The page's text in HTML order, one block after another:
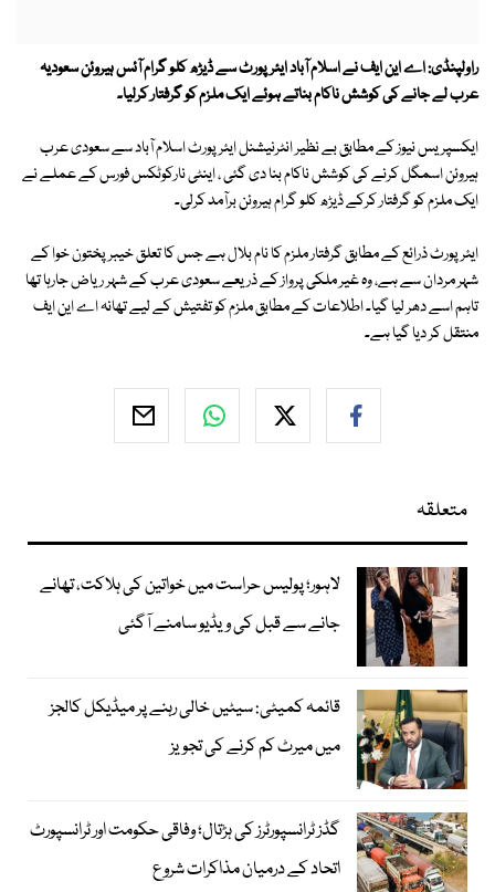
راولپنڈی: اے این ایف نے اسلام آباد ایئرپورٹ سے ڈیڑھ کلو گرام آئس ہیروئن سعودیہ
عرب لے جانے کی کوشش ناکام بناتے ہوئے ایک ملزم کو گرفتار کرلیا۔
ایکسپریس نیوز کے مطابق بے نظیر انٹرنیشنل ایئرپورٹ اسلام آباد سے سعودی عرب
ہیروئن اسمگل کرنے کی کوشش ناکام بنا دی گئی ، اینٹی نارکوٹکس فورس کے عملے نے
ایک ملزم کو گرفتار کرکے ڈیڑھ کلو گرام ہیروئن برآمد کرلی۔
ایئرپورٹ ذرائع کے مطابق گرفتار ملزم کا نام بلال ہے جس کا تعلق خیبر پختون خوا کے
شہر مردان سے ہے، وہ غیر ملکی پرواز کے ذریعے سعودی عرب کے شہر ریاض جارہا تھا
تاہم اسے دھر لیا گیا۔ اطلاعات کے مطابق ملزم کو تفتیش کے لیے تھانہ اے این ایف
منتقل کر دیا گیا ہے۔
متعلقہ
لاہور؛ پولیس حراست میں خواتین کی ہلاکت، تھانے
جانے سے قبل کی ویڈیو سامنے آگئی
قائمہ کمیٹی: سیٹیں خالی رہنے پر میڈیکل کالجز
میں میرٹ کم کرنے کی تجویز
گڈز ٹرانسپورٹرز کی ہڑتال؛ وفاقی حکومت اور ٹرانسپورٹ
اتحاد کے درمیان مذاکرات شروع